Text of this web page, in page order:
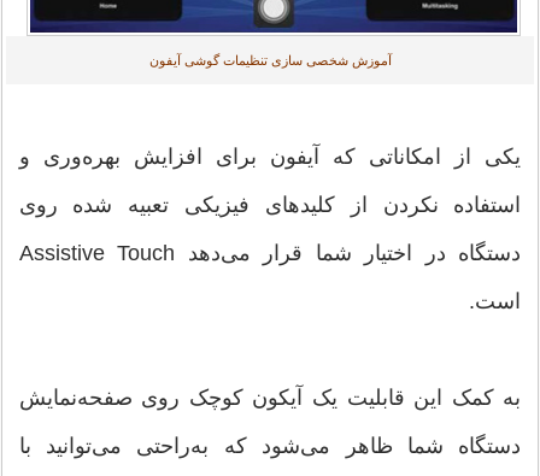
آموزش شخصی سازی تنظیمات گوشی آیفون
یکی از امکاناتی که آیفون برای افزایش بهره‌وری و
استفاده نکردن از کلیدهای فیزیکی تعبیه شده روی
دستگاه در اختیار شما قرار می‌دهد Assistive Touch
است.
به کمک این قابلیت یک آیکون کوچک روی صفحه‌‌نمایش
دستگاه شما ظاهر می‌شود که به‌راحتی می‌توانید با